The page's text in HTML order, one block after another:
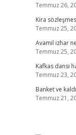
Temmuz 26,
Kira
Temmuz 25,
Avamil izhar
Temmuz 25,
Kafkas dansı
Temmuz 23,
Banket ve
Temmuz 21,